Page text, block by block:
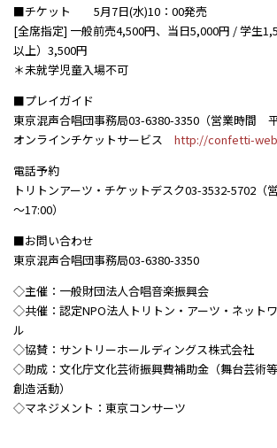
■チケット 5月7日(水)10：00発売
[全席指定] 一般前売4,500円、当日5,000円 / 学生
以上）3,500円
＊未就学児童入場不可
■プレイガイド
東京混声合唱団事務局03-6380-3350（営業時間 平
オンラインチケットサービス http://confetti-
電話予約
トリトンアーツ・チケットデスク03-3532-5702
～17:00）
■お問い合わせ
東京混声合唱団事務局03-6380-3350
◇主催：一般財団法人合唱音楽振興会
◇共催：認定NPO法人トリトン・アーツ・ネット
ル
◇協賛：サントリーホールディングス株式会社
◇助成：文化庁文化芸術振興費補助金（舞台芸術
創造活動）
◇マネジメント：東京コンサーツ